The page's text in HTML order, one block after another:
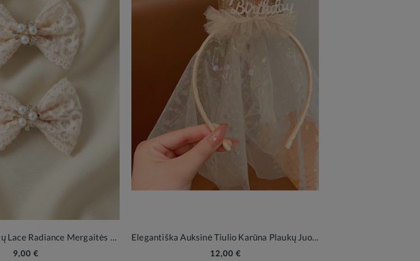
Rinkinys 2 Stilingų Lace Radiance Mergaitės Plaukų Sagtelių
9,00 €
Elegantiška Auksinė Tiulio Karūna Plaukų Juostelė Mergaitėms
12,00 €